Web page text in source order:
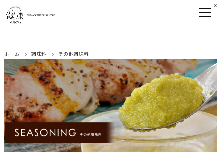
ホーム 調味料 その他調味料
×